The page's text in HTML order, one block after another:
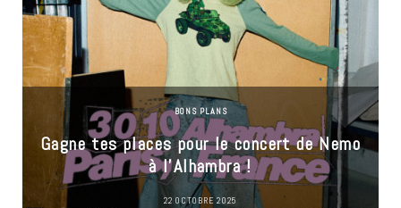
BONS PLANS
Gagne tes places pour le concert de Nemo
à l’Alhambra !
22 OCTOBRE 2025